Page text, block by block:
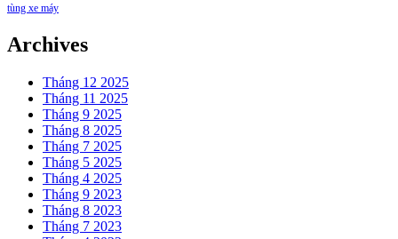
tùng xe máy
Archives
Tháng 12 2025
Tháng 11 2025
Tháng 9 2025
Tháng 8 2025
Tháng 7 2025
Tháng 5 2025
Tháng 4 2025
Tháng 9 2023
Tháng 8 2023
Tháng 7 2023